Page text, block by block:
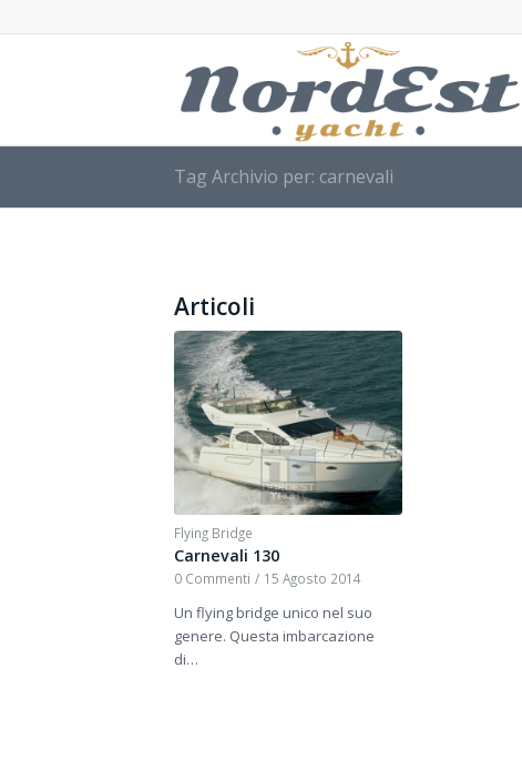
Tag Archivio per: carnevali
Articoli
Flying Bridge
Carnevali 130
0 Commenti / 15 Agosto 2014
Un flying bridge unico nel suo
genere. Questa imbarcazione
di…